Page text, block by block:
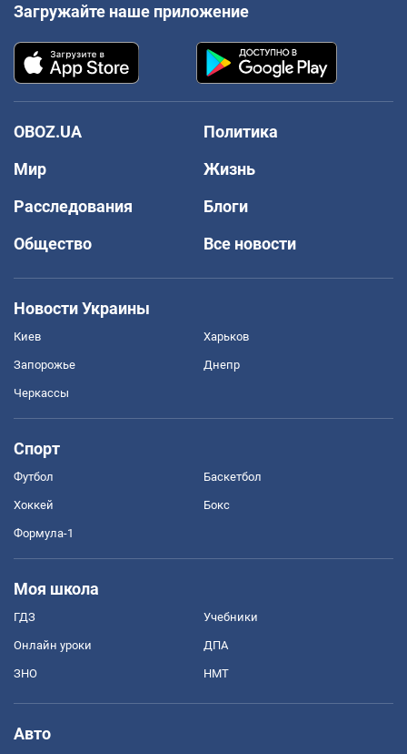
Загружайте наше приложение
OBOZ.UA
Политика
Мир
Жизнь
Расследования
Блоги
Общество
Все новости
Новости Украины
Киев Харьков
Запорожье Днепр
Черкассы
Спорт
Футбол Баскетбол
Хоккей Бокс
Формула-1
Моя школа
ГДЗ Учебники
Онлайн уроки ДПА
ЗНО НМТ
Авто